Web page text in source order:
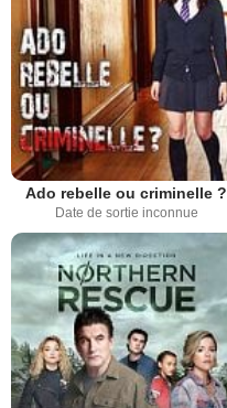
Ado rebelle ou criminelle ?
Date de sortie inconnue